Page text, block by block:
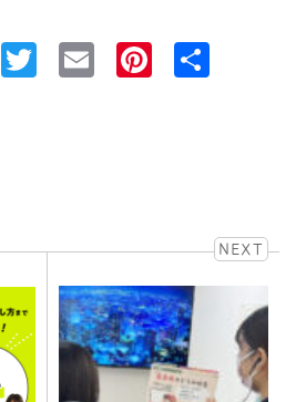
Facebook
TwitterEmail
NEXT